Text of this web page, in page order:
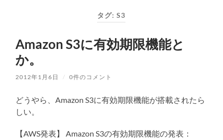
ー
を
切
り
替
え
タグ:S3
Amazon S3に有効期限機能と
か。
2012年1月6日 / 0件のコメント
どうやら、Amazon S3に有効期限機能が搭載されたら
しい。
【AWS発表】 Amazon S3の有効期限機能の発表：